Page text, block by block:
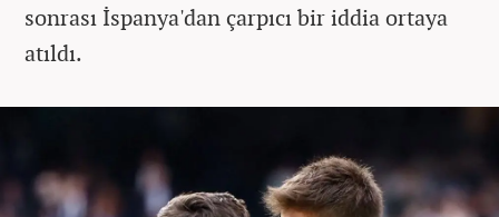
sonrası İspanya'dan çarpıcı bir iddia ortaya
atıldı.